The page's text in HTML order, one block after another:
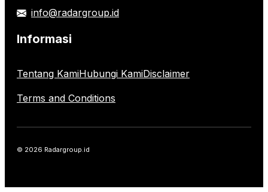
info@radargroup.id
Informasi
Tentang KamiHubungi KamiDisclaimer
Terms and Conditions
© 2026 Radargroup.id